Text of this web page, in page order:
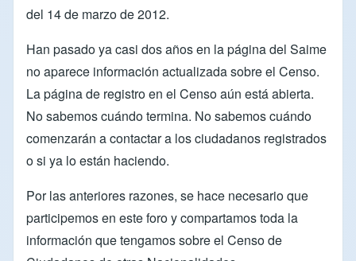
del 14 de marzo de 2012.
Han pasado ya casi dos años en la página del Saime
no aparece información actualizada sobre el Censo.
Lapágina de registro en el Censoaún está abierta.
No sabemos cuándo termina. No sabemos cuándo
comenzarán a contactar a los ciudadanos registrados
o si ya lo están haciendo.
Por las anteriores razones, se hace necesario que
participemos en este foro y compartamos toda la
información que tengamos sobre el Censo de